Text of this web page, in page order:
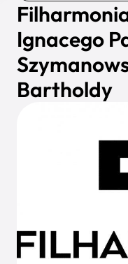
Miasto
Kategoria
Ignacego
Bartholdy